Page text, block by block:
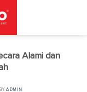
Alami dan
BYADMIN